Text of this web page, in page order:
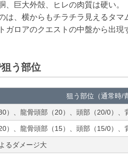
巨大外殻、ヒレの肉質は硬い。
は、横からもチラチラ見えるタマ
ガロアのクエストの中盤から出
う部位
狙う部位（通常時/
）、龍骨頭部（20）、頭部（20/0）、
）、龍骨頭部（15）、頭部（15/0）、
るダメージ大